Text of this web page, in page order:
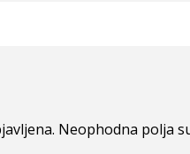
Neophodna polja